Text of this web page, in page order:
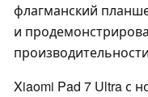
флагманский
и
Xiaomi Pad 7 Ultra с